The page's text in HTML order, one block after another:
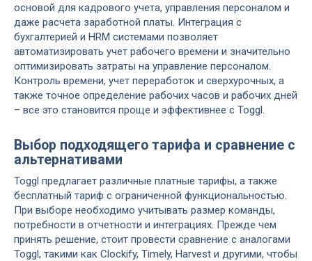
основой для кадрового учета, управления персоналом и
даже расчета заработной платы. Интеграция с
бухгалтерией и HRM системами позволяет
автоматизировать учет рабочего времени и значительно
оптимизировать затраты на управление персоналом.
Контроль времени, учет переработок и сверхурочных, а
также точное определение рабочих часов и рабочих дней
– все это становится проще и эффективнее с Toggl.
Выбор подходящего тарифа и сравнение с
альтернативами
Toggl предлагает различные платные тарифы, а также
бесплатный тариф с ограниченной функциональностью.
При выборе необходимо учитывать размер команды,
потребности в отчетности и интеграциях. Прежде чем
принять решение, стоит провести сравнение с аналогами
Toggl, такими как Clockify, Timely, Harvest и другими, чтобы